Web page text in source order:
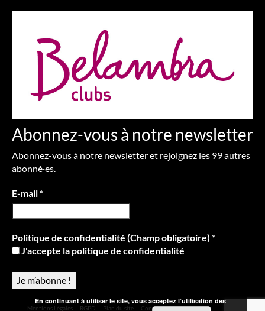
Abonnez-vous à notre newsletter
Abonnez-vous à notre newsletter et rejoignez les 99 autres
abonné·es.
E-mail*
Politique de confidentialité (Champ obligatoire) *
J'accepte la politique de confidentialité
Mentions Légales RGPD Plan du site Contact
En continuant à utiliser le site, vous acceptez l’utilisation des